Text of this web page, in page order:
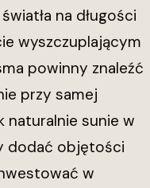
na długości
wyszczuplającym
powinny znaleźć
przy samej
naturalnie sunie w
dodać objętości
w